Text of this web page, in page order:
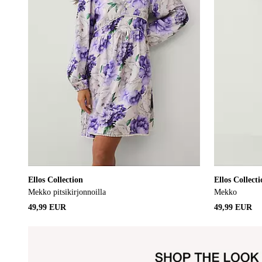
Ellos Collection
Mekko pitsikirjonnoilla
49,99 EUR
Ellos
Mekko
49,99 EUR